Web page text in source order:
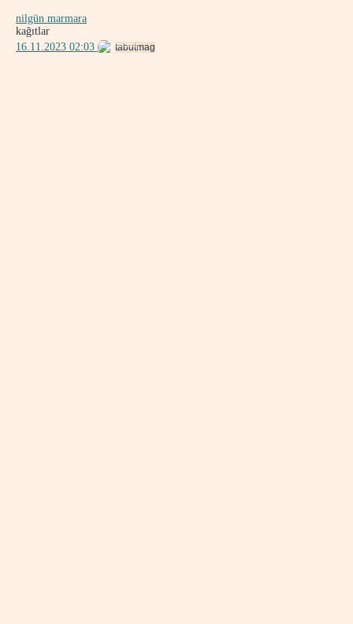
nilgün marmara
kağıtlar
16.11.2023 02:03
tabutmag